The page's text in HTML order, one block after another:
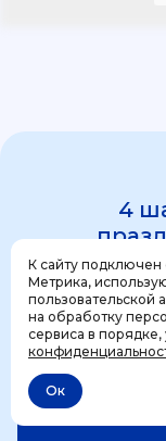
К сайту подключен
Метрика,
пользовательской
на обработку
сервиса в порядке,
Ок
4
1 шаг